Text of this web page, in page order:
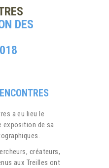
DES
a eu lieu le
exposition de sa
créateurs,
aux Treilles ont